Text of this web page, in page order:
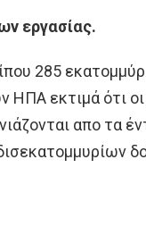
εργασίας.
285
εκτιμά ότι
απο τα